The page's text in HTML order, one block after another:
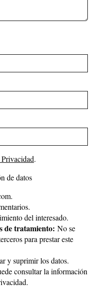
.
de datos
del interesado.
de tratamiento: No se
para prestar este
y suprimir los datos.
consultar la información
.